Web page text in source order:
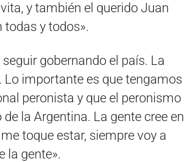
y también el querido Juan
todas y todos».
gobernando el país. La
importante es que tengamos
peronista y que el peronismo
la Argentina. La gente cree en
toque estar, siempre voy a
la gente».